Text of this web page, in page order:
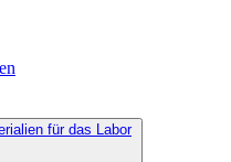
für das Labor